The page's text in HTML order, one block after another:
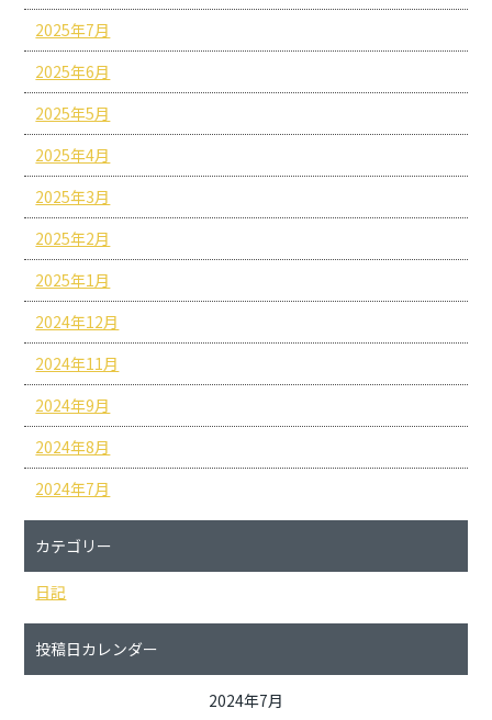
2025年7月
2025年6月
2025年5月
2025年4月
2025年3月
2025年2月
2025年1月
2024年12月
2024年11月
2024年9月
2024年8月
2024年7月
カテゴリー
日記
投稿日カレンダー
2024年7月